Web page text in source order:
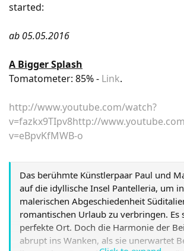
e
started:
ab 05.05.2016
A Bigger Splash
Tomatometer: 85% - Link.
http://www.youtube.com/watch?
v=fazkx9TIpv8http://
v=eBpvKfMWB-o
Das berühmte Künstlerpaar Paul und
auf die idyllische Insel Pantelleria, um
malerischen Abgeschiedenheit
romantischen Urlaub zu verbringen. Es
perfekte Ort. Doch die Harmonie der
abrupt ins Wanken, als sie unerwartet